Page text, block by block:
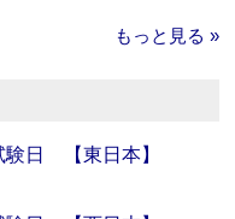
もっと見る »
日 【東日本】